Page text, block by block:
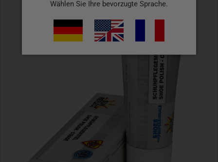
Wählen Sie Ihre bevorzugte Sprache.